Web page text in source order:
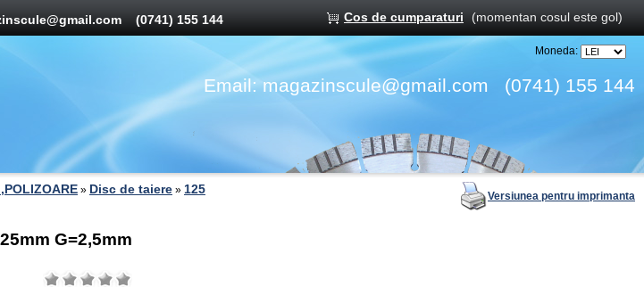
(0741) 155 144 Cos de cumparaturi (momentan cosul este gol)
Moneda:
Email:magazinscule@gmail.com (0741) 155 144
» Disc de taiere » 125 Versiunea pentru imprimanta
G=2,5mm